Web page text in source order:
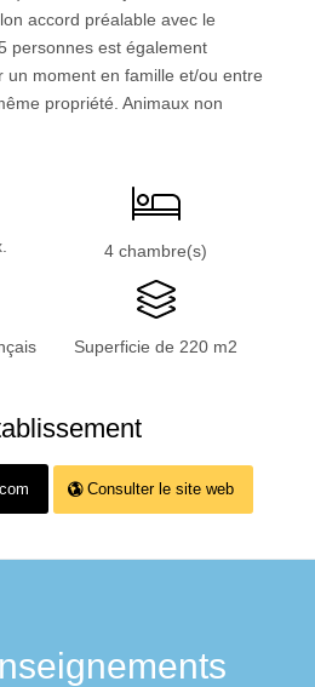
accord préalable avec le
personnes est également
un moment en famille et/ou entre
propriété. Animaux non
4 chambre(s)
Superficie de 220 m2
Consulter le site web